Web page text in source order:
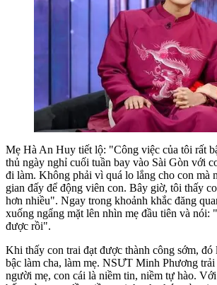
Mẹ Hà An Huy tiết lộ: "Công việc của tôi rất
thủ ngày nghỉ cuối tuần bay vào Sài Gòn với
đi làm. Không phải vì quá lo lắng cho con mà
gian đấy để động viên con. Bây giờ, tôi thấy
hơn nhiều". Ngay trong khoảnh khắc đăng
xuống ngẩng mặt lên nhìn mẹ đầu tiên và nói:
được rồi".
Khi thấy con trai đạt được thành công sớm, đó
bậc làm cha, làm mẹ. NSƯT Minh Phương trải
người mẹ, con cái là niềm tin, niềm tự hào.